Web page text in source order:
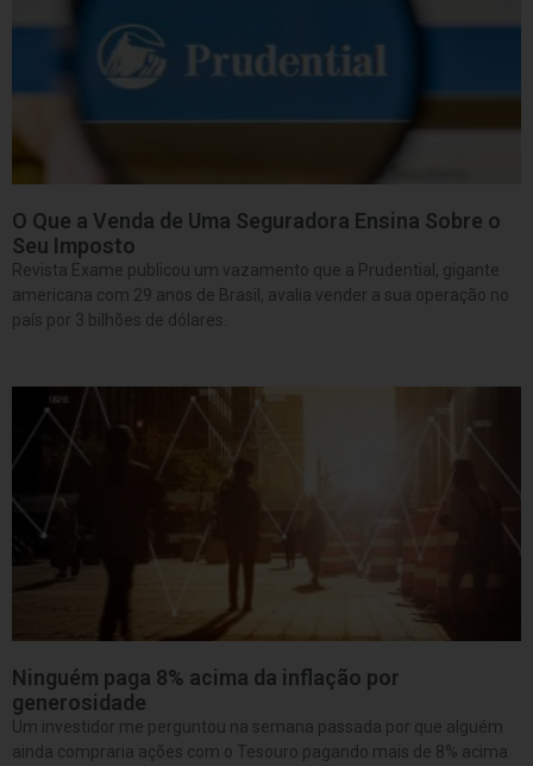
O Que a Venda de Uma Seguradora Ensina Sobre o
Seu Imposto
Revista Exame publicou um vazamento que a Prudential, gigante
americana com 29 anos de Brasil, avalia vender a sua operação no
país por 3 bilhões de dólares.
Ninguém paga 8% acima da inflação por
generosidade
Um investidor me perguntou na semana passada por que alguém
ainda compraria ações com o Tesouro pagando mais de 8% acima